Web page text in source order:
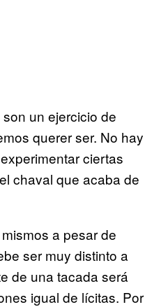
un ejercicio de
querer ser. No hay
ciertas
chaval que acaba de
a pesar de
ser muy distinto a
de una tacada será
igual de lícitas. Por